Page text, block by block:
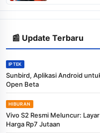
📰 Update Terbaru
IPTEK
Sunbird, Aplikasi Android
Open Beta
HIBURAN
Vivo S2 Resmi Meluncur:
Harga Rp7 Jutaan